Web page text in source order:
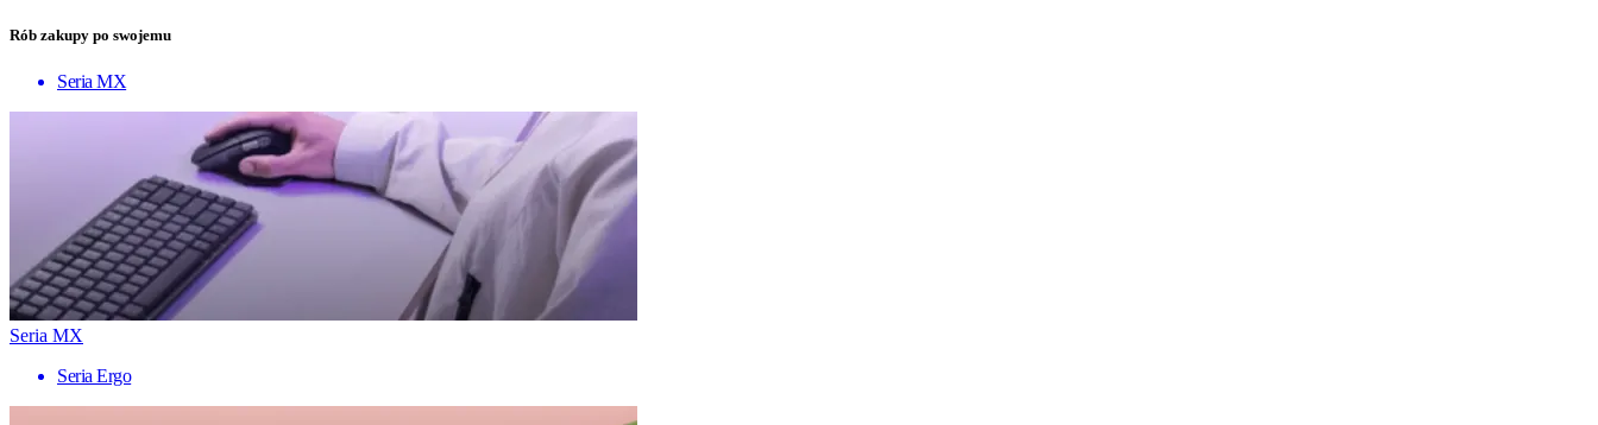
Rób zakupy po swojemu
Seria MX
Seria MX
Seria Ergo